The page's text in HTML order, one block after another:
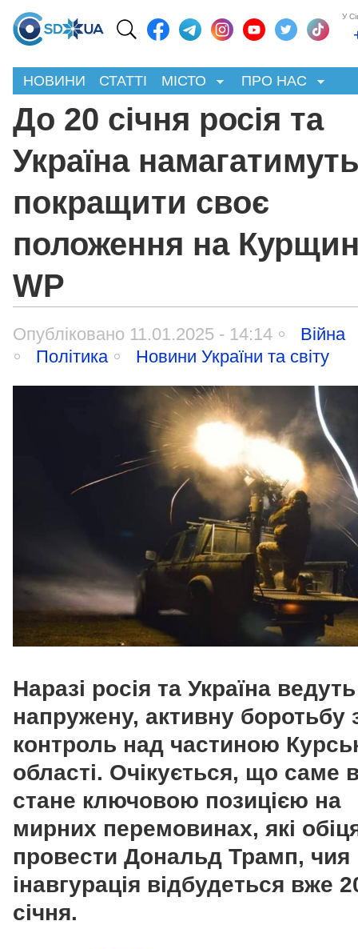
У
НОВИНИ СТАТТІ МІСТО ПРО НАС
До 20 січня росія та
Україна
покращити своє
положення на
WP
Опубліковано 11.01.2025 - 14:14
Війна
Політика
Новини України та світу
Наразі росія та Україна ведуть
напружену, активну боротьбу
контроль над частиною
області. Очікується, що саме
стане ключовою позицією на
мирних перемовинах, які
провести Дональд Трамп, чия
інавгурація відбудеться вже
січня.